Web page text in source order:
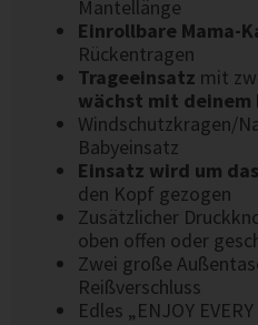
Mantellänge
Einrollbare Mama-
Rückentragen
Trageeinsatz mit
wächst mit deinem
Windschutzkragen/
Babyeinsatz
Einsatz wird um
den Kopf gezogen
Zusätzlicher
oben offen oder
Zwei große
Reißverschluss
Edles „ENJOY